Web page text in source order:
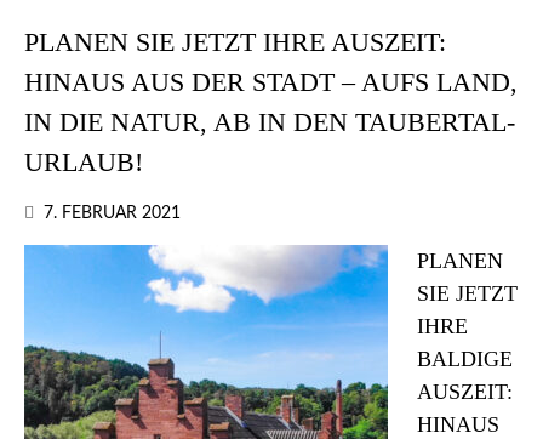
PLANEN SIE JETZT IHRE AUSZEIT:
HINAUS AUS DER STADT – AUFS LAND,
IN DIE NATUR, AB IN DEN TAUBERTAL-
URLAUB!
7. FEBRUAR 2021
PLANEN
SIE JETZT
IHRE
BALDIGE
AUSZEIT:
HINAUS